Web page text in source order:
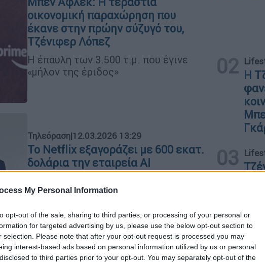
My Personal Information
opt-out of the sale, sharing to third parties, or processing of your personal or
for targeted advertising by us, please use the below opt-out section to
selection. Please note that after your opt-out request is processed you may
interest-based ads based on personal information utilized by us or personal
to third parties prior to your opt-out. You may separately opt-out of the
οικονομική παραχώρηση που
έκανε στην πρώην σύζυγό του,
Τζένιφερ Λόπεζ
Η έπαυλη των 3.500 τ.μ. που έγινε
«μήλον της έριδος»
Τηλεόραση|12.03.2026 13:29
Το Netflix εξαγοράζει με 600 εκατ.
δολάρια την εταιρεία AI
παραγωγής του Μπεν Άφλεκ
Η κίνηση αυτή, είναι σαν απάντηση
«πόλεμο» εξαγοράς της Warner Bros.
02 Η
03